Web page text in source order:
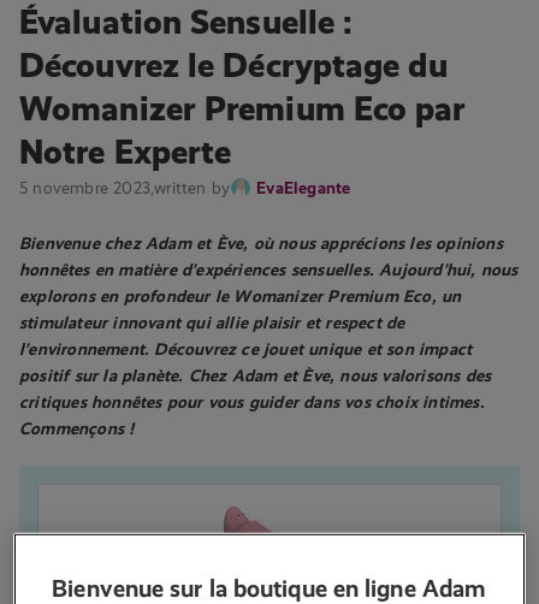
Évaluation Sensuelle :
Découvrez le Décryptage du
Womanizer Premium Eco par
Notre Experte
5 novembre 2023,written by EvaElegante
Bienvenue chez Adam et Ève, où nous apprécions les opinions
honnêtes en matière d’expériences sensuelles. Aujourd’hui, nous
explorons en profondeur le Womanizer Premium Eco, un
stimulateur innovant qui allie plaisir et respect de
l’environnement. Découvrez ce jouet unique et son impact
positif sur la planète. Chez Adam et Ève, nous valorisons des
critiques honnêtes pour vous guider dans vos choix intimes.
Commençons !
Bienvenue sur la boutique en ligne Adam